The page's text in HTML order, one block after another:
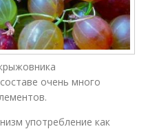
очень много
употрeбление как